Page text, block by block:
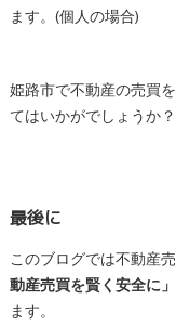
ます。(個人の場合)
姫路市で不動産の売買
てはいかがでしょうか？
最後に
このブログでは不動産
動産売買を賢く安全に」
ます。